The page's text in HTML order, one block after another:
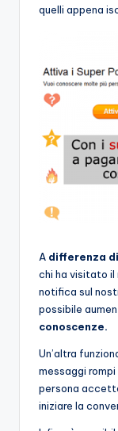
quelli appena
A differenza
chi ha visitato il
notifica sul
possibile
conoscenze.
Un’altra
messaggi
persona
iniziare la